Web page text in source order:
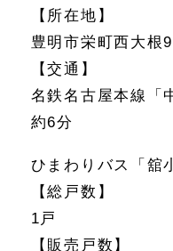
【所在地】
豊明市栄町西大根
【交通】
名鉄名古屋本線「
約6分
ひまわりバス「舘
【総戸数】
1戸
【販売戸数】